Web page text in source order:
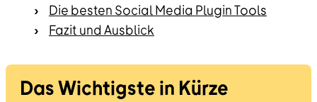
Die besten Social Media Plugin Tools
Fazit und Ausblick
Das Wichtigste in Kürze